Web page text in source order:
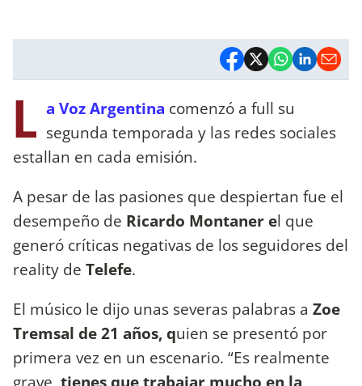
L a Voz Argentina comenzó a full su
segunda temporada y las redes sociales
estallan en cada emisión.
A pesar de las pasiones que despiertan fue el
desempeño de Ricardo Montaner el que
generó críticas negativas de los seguidores del
reality de Telefe.
El músico le dijo unas severas palabras a Zoe
Tremsal de 21 años, quien se presentó por
primera vez en un escenario. “Es realmente
grave, tienes que trabajar mucho en la